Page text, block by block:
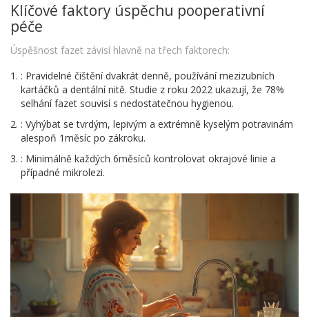
Klíčové faktory úspěchu pooperativní
péče
Úspěšnost fazet závisí hlavně na třech faktorech:
: Pravidelné čištění dvakrát denně, používání mezizubních
kartáčků a dentální nitě. Studie z roku 2022 ukazují, že 78%
selhání fazet souvisí s nedostatečnou hygienou.
: Vyhýbat se tvrdým, lepivým a extrémně kyselým potravinám
alespoň 1měsíc po zákroku.
: Minimálně každých 6měsíců kontrolovat okrajové linie a
případné mikrolezi.